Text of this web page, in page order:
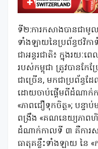
ទី២:ការកសាងបានជាមូ
ទាំងឡាយនៃប្រព័ន្ធថវិក
ជាអន្តរជាតិ៖ ក្នុងរយៈព
របស់កម្ពុជា ត្រូវបានកែប្
ជាច្រើន, មកជាប្រព័ន្ធ
ដោយចាប់ផ្តើមពីដំណាក់ក
«ភាពជឿទុកចិត្ត»; បន្ទ
ពង្រឹង «គណនេយ្យភាពហិ
ដំណាក់កាលទី ៣ គឺការស
ធាតុគន្លឹះទាំងឡាយ នៃ «